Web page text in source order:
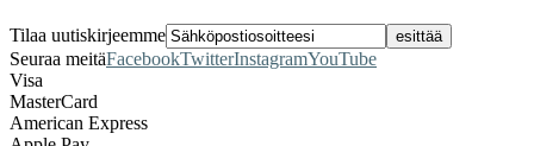
Tilaa uutiskirjeemme
Seuraa meitäFacebookTwitterInstagramYouTube
Visa
MasterCard
American Express